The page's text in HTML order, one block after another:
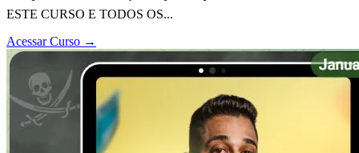
ESTE CURSO E TODOS OS...
Acessar Curso →